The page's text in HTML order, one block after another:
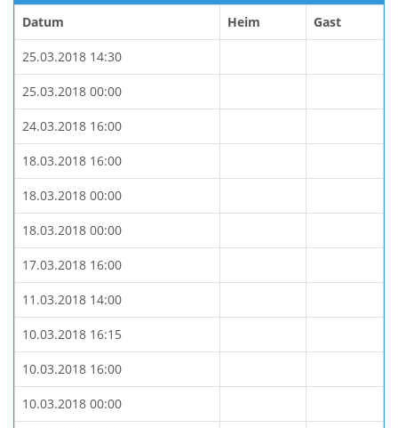
Datum Heim Gast
25.03.2018 14:30
25.03.2018 00:00
24.03.2018 16:00
18.03.2018 16:00
18.03.2018 00:00
18.03.2018 00:00
17.03.2018 16:00
11.03.2018 14:00
10.03.2018 16:15
10.03.2018 16:00
10.03.2018 00:00